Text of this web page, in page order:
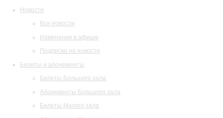
Новости
Все новости
Изменения в афише
Подписка на новости
Билеты и абонементы
Билеты Большого зала
Абонементы Большого зала
Билеты Малого зала